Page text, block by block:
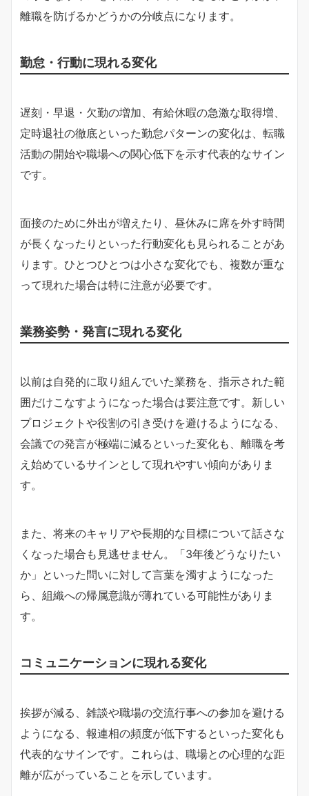
離職を防げるかどうかの分岐点になります。
勤怠・行動に現れる変化
遅刻・早退・欠勤の増加、有給休暇の急激な取得増、
定時退社の徹底といった勤怠パターンの変化は、転職
活動の開始や職場への関心低下を示す代表的なサイン
です。
面接のために外出が増えたり、昼休みに席を外す時間
が長くなったりといった行動変化も見られることがあ
ります。ひとつひとつは小さな変化でも、複数が重な
って現れた場合は特に注意が必要です。
業務姿勢・発言に現れる変化
以前は自発的に取り組んでいた業務を、指示された範
囲だけこなすようになった場合は要注意です。新しい
プロジェクトや役割の引き受けを避けるようになる、
会議での発言が極端に減るといった変化も、離職を考
え始めているサインとして現れやすい傾向がありま
す。
また、将来のキャリアや長期的な目標について話さな
くなった場合も見逃せません。「3年後どうなりたい
か」といった問いに対して言葉を濁すようになった
ら、組織への帰属意識が薄れている可能性がありま
す。
コミュニケーションに現れる変化
挨拶が減る、雑談や職場の交流行事への参加を避ける
ようになる、報連相の頻度が低下するといった変化も
代表的なサインです。これらは、職場との心理的な距
離が広がっていることを示しています。